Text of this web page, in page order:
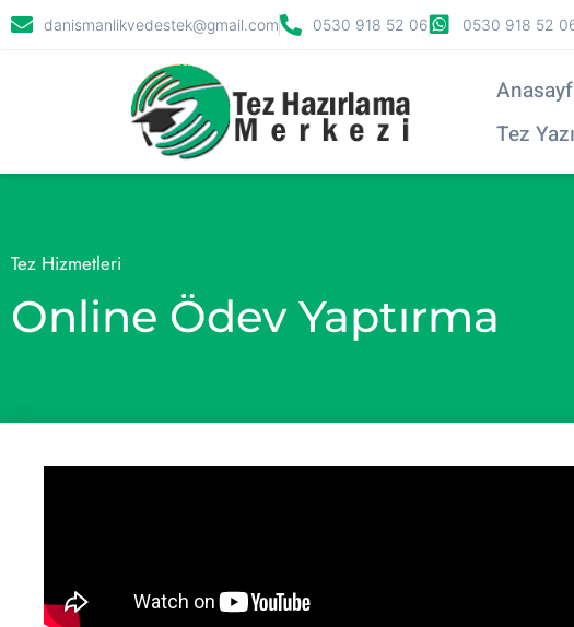
danismanlikvedestek@gmail.com 0530 918 52 06 0530 918 52
Tez
Tez Hizmetleri
Online Ödev Yaptırma